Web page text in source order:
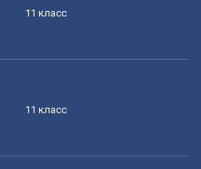
11 класс
11 класс